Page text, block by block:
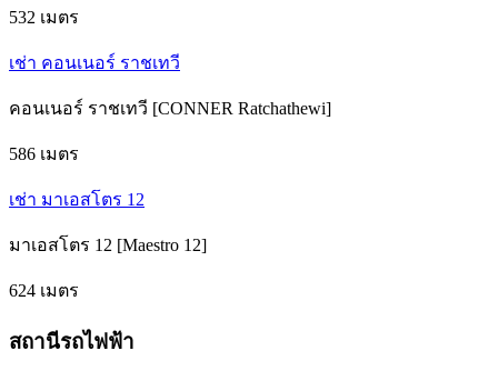
532 เมตร
เช่า คอนเนอร์ ราชเทวี
คอนเนอร์ ราชเทวี [CONNER Ratchathewi]
586 เมตร
เช่า มาเอสโตร 12
มาเอสโตร 12 [Maestro 12]
624 เมตร
สถานีรถไฟฟ้า